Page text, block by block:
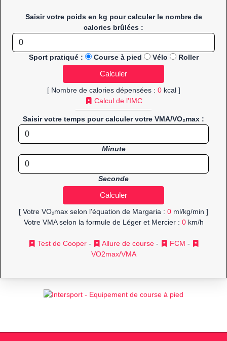
Saisir votre poids en kg pour calculer le nombre de
calories brûlées :
Sport pratiqué : Course à pied Vélo Roller
[ Nombre de calories dépensées : 0kcal ]
Calcul de l'IMC
Saisir votre temps pour calculer votre VMA/VO₂max :
Minute
Seconde
[ Votre VO₂max selon l'équation de Margaria : 0 ml/kg/min ]
Votre VMA selon la formule de Léger et Mercier : 0km/h
Test de Cooper- Allure de course- FCM -
VO2max/VMA